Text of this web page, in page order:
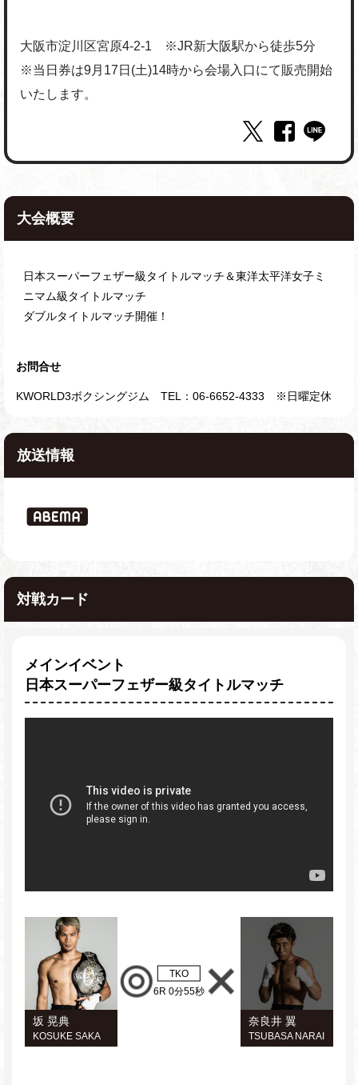
⼤阪市淀川区宮原4-2-1 ※JR新大阪駅から徒歩5分
※当日券は9月17日(土)14時から会場入口にて販売開始
いたします。
大会概要
日本スーパーフェザー級タイトルマッチ＆東洋太平洋女子ミ
ニマム級タイトルマッチ
ダブルタイトルマッチ開催！
お問合せ
KWORLD3ボクシングジム TEL：06-6652-4333 ※日曜定休
放送情報
対戦カード
メインイベント
日本スーパーフェザー級タイトルマッチ
坂 晃典
KOSUKE SAKA
TKO
6R 0分55秒
奈良井 翼
TSUBASA NARAI